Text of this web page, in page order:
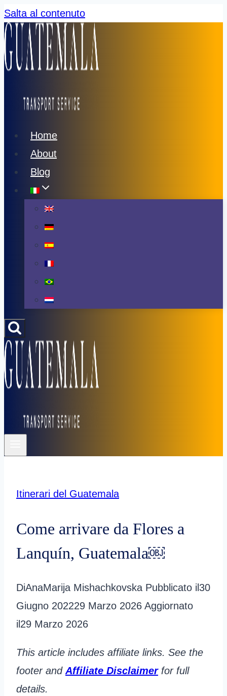
Salta al contenuto
Home
About
Blog
Itinerari del Guatemala
Come arrivare da Flores a
Lanquín, Guatemala￼
DiAnaMarija Mishachkovska Pubblicato il 30
Giugno 202229 Marzo 2026 Aggiornato
il 29 Marzo 2026
This article includes affiliate links. See the
footer and Affiliate Disclaimerfor full
details.